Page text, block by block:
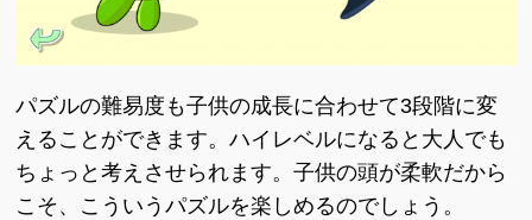
パズルの難易度も子供の成長に合わせて3段階に変
えることができます。ハイレベルになると大人でも
ちょっと考えさせられます。子供の頭が柔軟だから
こそ、こういうパズルを楽しめるのでしょう。